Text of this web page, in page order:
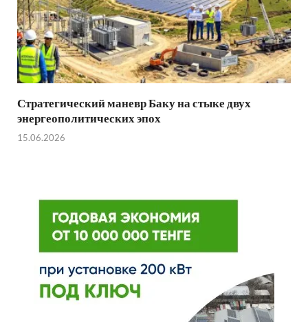
Стратегический маневр Баку на стыке двух
энергеополитических эпох
15.06.2026